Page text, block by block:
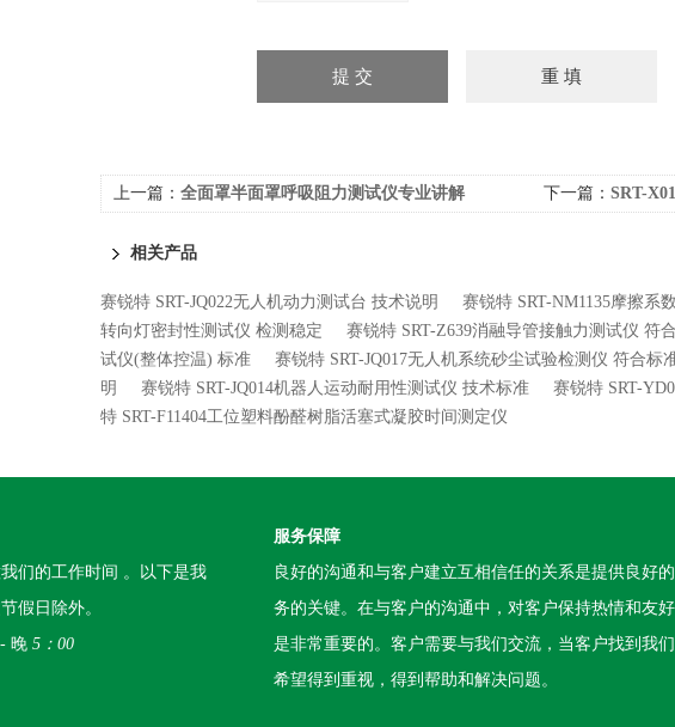
上一篇： 全面罩半面罩呼吸阻力测试仪专业讲解 下一篇： SRT-
相关产品
赛锐特 SRT-JQ022无人机动力测试台 技术说明
赛锐特 SRT-NM1135摩擦系
转向灯密封性测试仪 检测稳定
赛锐特 SRT-Z639消融导管接触力测试仪 符
试仪(整体控温) 标准
赛锐特 SRT-JQ017无人机系统砂尘试验检测仪 符合标
明
赛锐特 SRT-JQ014机器人运动耐用性测试仪 技术标准
赛锐特 SRT-
特 SRT-F11404工位塑料酚醛树脂活塞式凝胶时间测定仪
们的工作时间 。以下是我
假日除外。
- 晚 5：00
服务保障
良好的沟通和与客户建立互相信任的关系是提供良好
务的关键。在与客户的沟通中，对客户保持热情和友
是非常重要的。客户需要与我们交流，当客户找到我
希望得到重视，得到帮助和解决问题。